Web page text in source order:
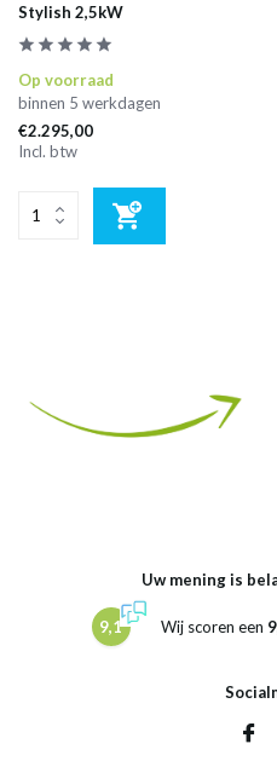
Stylish 2,5kW
Op voorraad
binnen 5 werkdagen
€2.295,00
Incl. btw
Uw mening is
9,1 Wij scoren een